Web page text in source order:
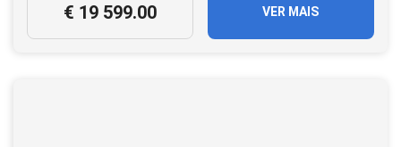
€ 19 599.00 VER MAIS